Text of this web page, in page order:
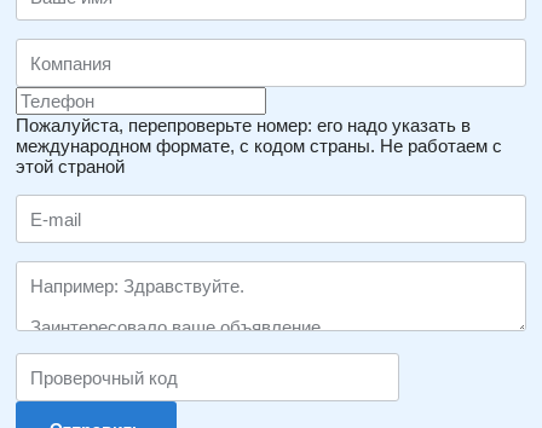
Пожалуйста, перепроверьте номер: его надо указать в
международном формате, с кодом страны. Не работаем с
этой страной